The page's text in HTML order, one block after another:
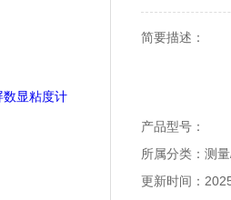
简要描述：
产品型号：
所属分类：测
更新时间：